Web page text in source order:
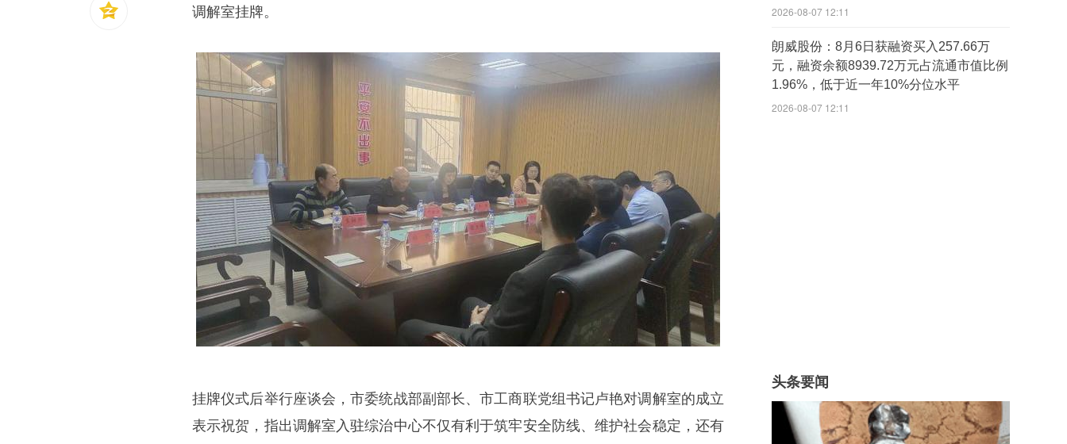
调解室挂牌。
挂牌仪式后举行座谈会，市委统战部副部长、市工商联党组书记卢艳对调解室的成立
表示祝贺，指出调解室入驻综治中心不仅有利于筑牢安全防线、维护社会稳定，还有
2026-08-07 12:11
朗威股份：8月6日获融资买入257.66万
元，融资余额8939.72万元占流通市值比例
1.96%，低于近一年10%分位水平
2026-08-07 12:11
头条要闻